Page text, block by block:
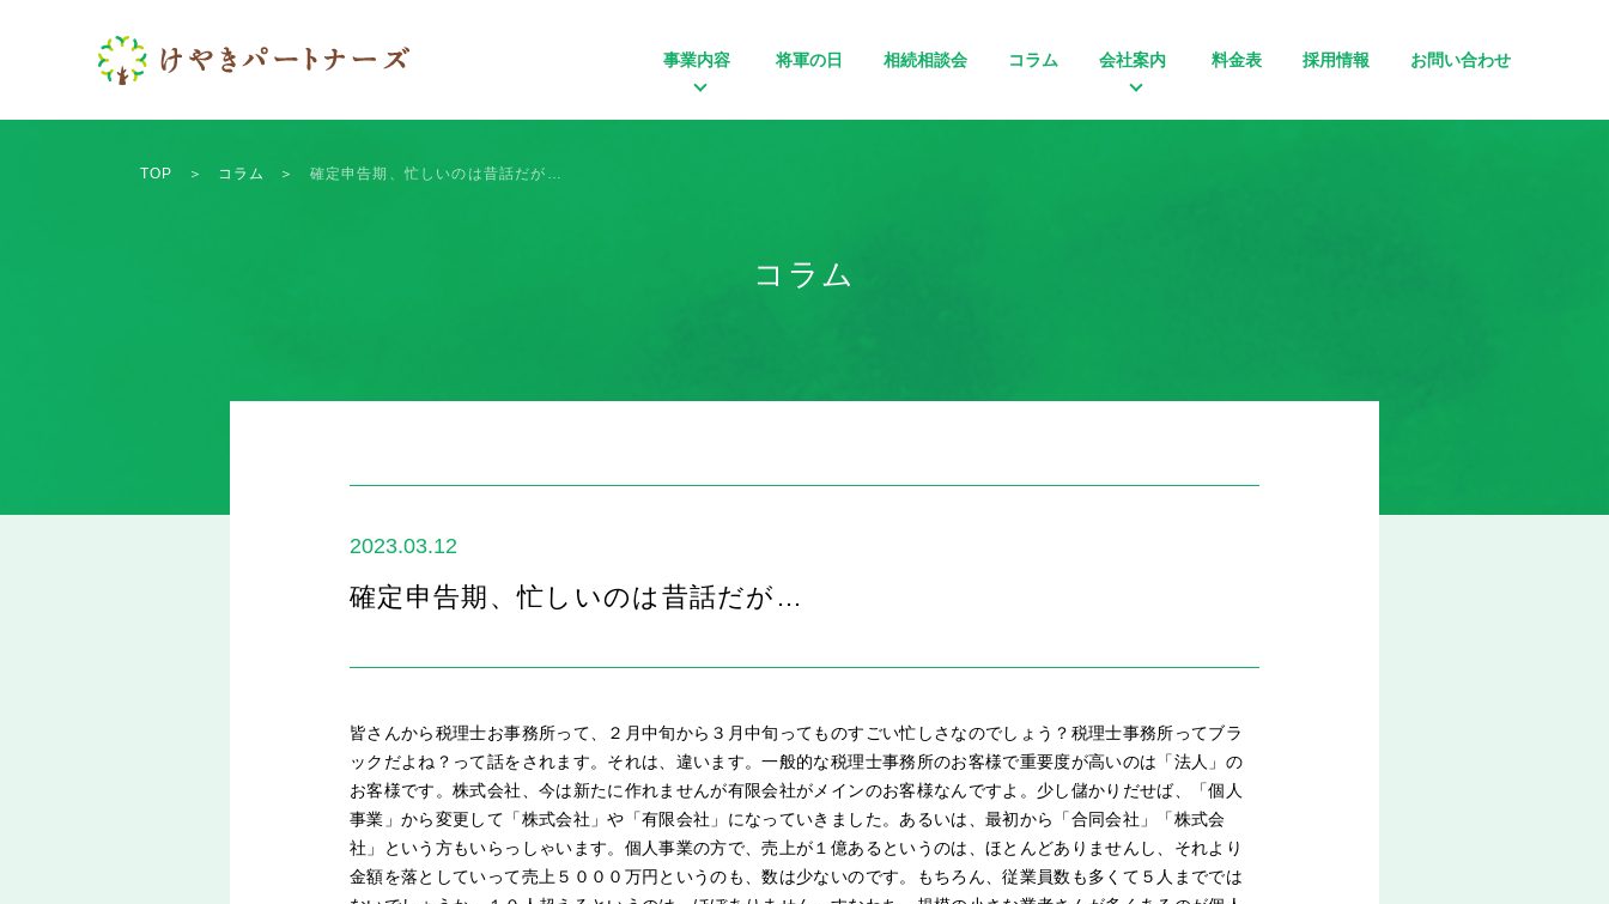
事業内容 将軍の日 相続相談会 コラム 会社案内 料金表 採用情報 お問い合わせ
TOP ＞ コラム ＞ 確定申告期、忙しいのは昔話だが…
コラム
2023.03.12
確定申告期、忙しいのは昔話だが…
皆さんから税理士お事務所って、２月中旬から３月中旬ってものすごい忙しさなのでしょう？税理士事務所ってブラ
ックだよね？って話をされます。それは、違います。一般的な税理士事務所のお客様で重要度が高いのは「法人」の
お客様です。株式会社、今は新たに作れませんが有限会社がメインのお客様なんですよ。少し儲かりだせば、「個人
事業」から変更して「株式会社」や「有限会社」になっていきました。あるいは、最初から「合同会社」「株式会
社」という方もいらっしゃいます。個人事業の方で、売上が１億あるというのは、ほとんどありませんし、それより
金額を落としていって売上５０００万円というのも、数は少ないのです。もちろん、従業員数も多くて５人まででは